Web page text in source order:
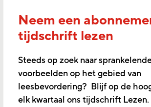
Neem een
tijdschrift lezen
Steeds op zoek naar
voorbeelden op het gebied van
leesbevordering? Blijf op de
elk kwartaal ons tijdschrift Lezen.